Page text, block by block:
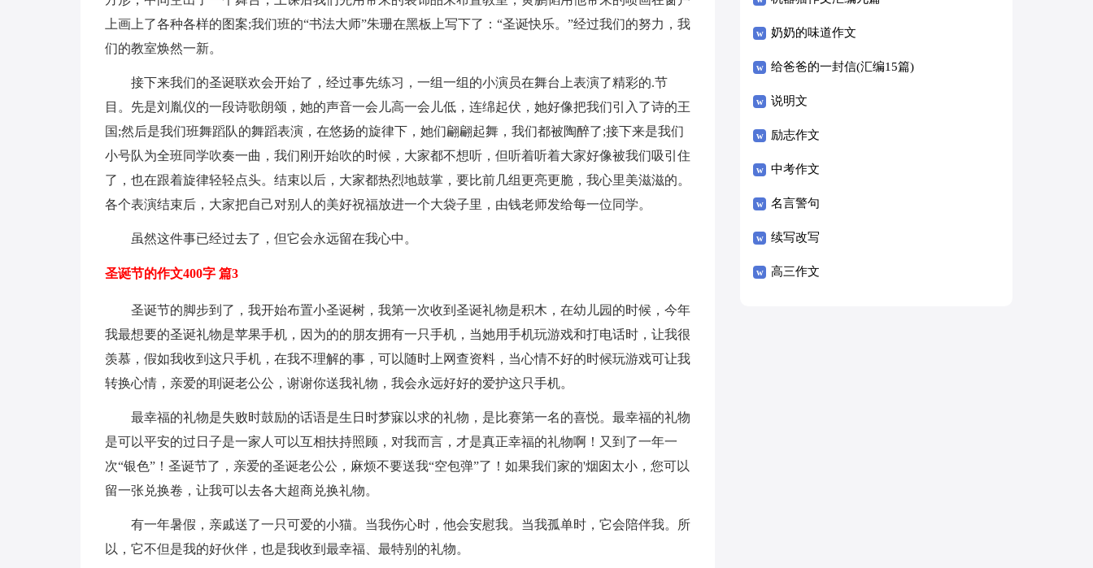
上画上了各种各样的图案;我们班的“书法大师”朱珊在黑板上写下了：“圣诞快乐。”经过我们的努力，我
们的教室焕然一新。
接下来我们的圣诞联欢会开始了，经过事先练习，一组一组的小演员在舞台上表演了精彩的.节
目。先是刘胤仪的一段诗歌朗颂，她的声音一会儿高一会儿低，连绵起伏，她好像把我们引入了诗的王
国;然后是我们班舞蹈队的舞蹈表演，在悠扬的旋律下，她们翩翩起舞，我们都被陶醉了;接下来是我们
小号队为全班同学吹奏一曲，我们刚开始吹的时候，大家都不想听，但听着听着大家好像被我们吸引住
了，也在跟着旋律轻轻点头。结束以后，大家都热烈地鼓掌，要比前几组更亮更脆，我心里美滋滋的。
各个表演结束后，大家把自己对别人的美好祝福放进一个大袋子里，由钱老师发给每一位同学。
虽然这件事已经过去了，但它会永远留在我心中。
圣诞节的作文400字 篇3
圣诞节的脚步到了，我开始布置小圣诞树，我第一次收到圣诞礼物是积木，在幼儿园的时候，今年
我最想要的圣诞礼物是苹果手机，因为的的朋友拥有一只手机，当她用手机玩游戏和打电话时，让我很
羡慕，假如我收到这只手机，在我不理解的事，可以随时上网查资料，当心情不好的时候玩游戏可让我
转换心情，亲爱的刵诞老公公，谢谢你送我礼物，我会永远好好的爱护这只手机。
最幸福的礼物是失败时鼓励的话语是生日时梦寐以求的礼物，是比赛第一名的喜悦。最幸福的礼物
是可以平安的过日子是一家人可以互相扶持照顾，对我而言，才是真正幸福的礼物啊！又到了一年一
次“银色”！圣诞节了，亲爱的圣诞老公公，麻烦不要送我“空包弹”了！如果我们家的'烟囱太小，您可以
留一张兑换卷，让我可以去各大超商兑换礼物。
有一年暑假，亲戚送了一只可爱的小猫。当我伤心时，他会安慰我。当我孤单时，它会陪伴我。所
以，它不但是我的好伙伴，也是我收到最幸福、最特别的礼物。
奶奶的味道作文
给爸爸的一封信(汇编15篇)
说明文
励志作文
中考作文
名言警句
续写改写
高三作文